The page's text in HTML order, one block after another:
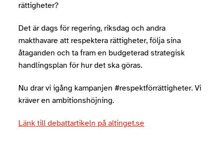
rättigheter?
Det är dags för regering, riksdag och andra
makthavare att respektera rättigheter, följa sina
åtaganden och ta fram en budgeterad strategisk
handlingsplan för hur det ska göras.
Nu drar vi igång kampanjen #respektförrättigheter. Vi
kräver en ambitionshöjning.
Länk till debattartikeln på altinget.se